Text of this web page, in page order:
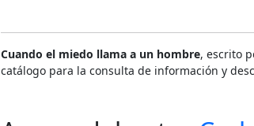
Cuando el miedo llama a un hombre, escrito
catálogo para la consulta de información y